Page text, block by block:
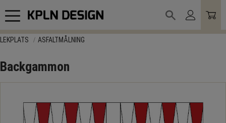
Meny
LEKPLATS ASFALTMÅLNING
Backgammon